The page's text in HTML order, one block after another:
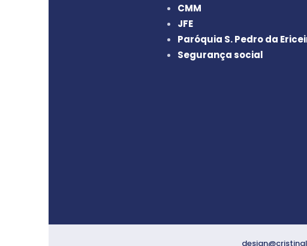
CMM
JFE
Paróquia S. Pedro da
Segurança social